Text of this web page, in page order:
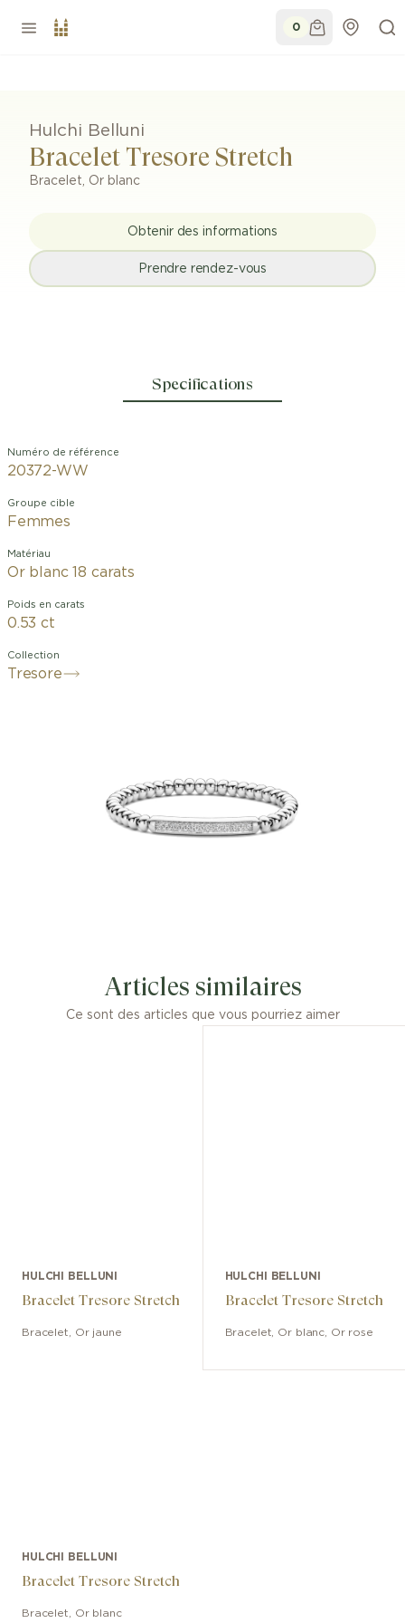
0
Hulchi Belluni
Bracelet Tresore Stretch
Bracelet, Or blanc
Obtenir des informations
Prendre rendez-vous
Specifications
Numéro de référence
20372-WW
Groupe cible
Femmes
Matériau
Or blanc 18 carats
Poids en carats
0.53 ct
Collection
Tresore
Articles similaires
Ce sont des articles que vous pourriez aimer
HULCHI BELLUNI
Bracelet Tresore Stretch
Bracelet Or jaune
HULCHI BELLUNI
Bracelet Tresore Stretch
Bracelet Or blanc, Or rose
HULCHI BELLUNI
Bracelet Tresore Stretch
Bracelet Or blanc